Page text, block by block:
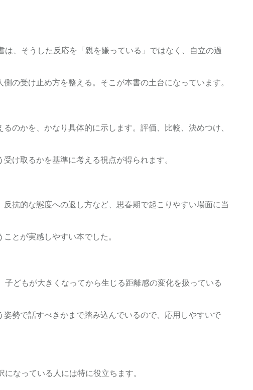
、そうした反応を「親を嫌っている」ではなく、自立の過
の受け止め方を整える。そこが本書の土台になっています。
のかを、かなり具体的に示します。評価、比較、決めつけ、
け取るかを基準に考える視点が得られます。
抗的な態度への返し方など、思春期で起こりやすい場面に当
とが実感しやすい本でした。
どもが大きくなってから生じる距離感の変化を扱っている
勢で話すべきかまで踏み込んでいるので、応用しやすいで
なっている人には特に役立ちます。